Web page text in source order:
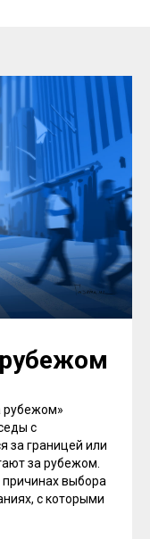
рубежом»
с
за границей или
за рубежом.
выбора
с которыми